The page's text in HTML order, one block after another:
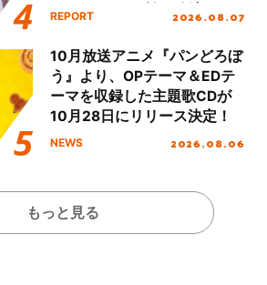
Party Stage／埼玉公演＞”
REPORT 2026.08.07
10月放送アニメ『パンどろぼ
う』より、OPテーマ＆EDテ
ーマを収録した主題歌CDが
10月28日にリリース決定！
NEWS 2026.08.06
もっと見る